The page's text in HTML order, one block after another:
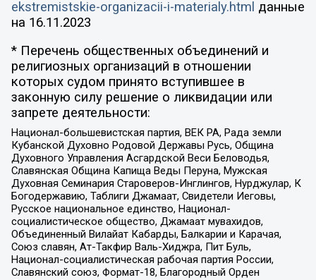
ekstremistskie-organizacii-i-materialy.html данные
на 16.11.2023
* Перечень общественных объединений и
религиозных организаций в отношении
которых судом принято вступившее в
законную силу решение о ликвидации или
запрете деятельности:
Национал-большевистская партия, ВЕК РА, Рада земли
Кубанской Духовно Родовой Державы Русь, Община
Духовного Управления Асгардской Веси Беловодья,
Славянская Община Капища Веды Перуна, Мужская
Духовная Семинария Староверов-Инглингов, Нурджулар, К
Богодержавию, Таблиги Джамаат, Свидетели Иеговы,
Русское национальное единство, Национал-
социалистическое общество, Джамаат мувахидов,
Объединенный Вилайат Кабарды, Балкарии и Карачая,
Союз славян, Ат-Такфир Валь-Хиджра, Пит Буль,
Национал-социалистическая рабочая партия России,
Славянский союз, Формат-18, Благородный Орден